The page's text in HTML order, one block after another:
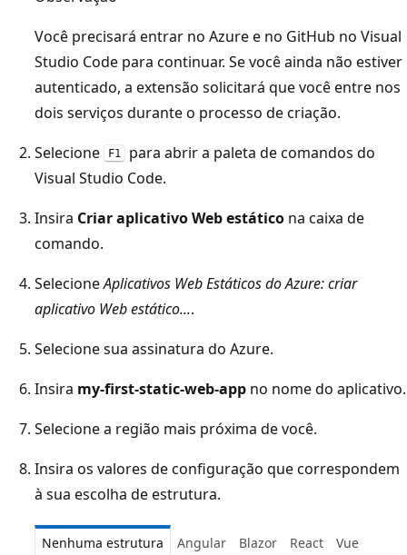
Você precisará entrar no Azure e no GitHub no Visual
Studio Code para continuar. Se você ainda não estiver
autenticado, a extensão solicitará que você entre nos
dois serviços durante o processo de criação.
Selecione
F1
para abrir a paleta de comandos do
Visual Studio Code.
Insira Criar aplicativo Web estático na caixa de
comando.
SelecioneAplicativos Web Estáticos do Azure: criar
aplicativo Web estático....
Selecione sua assinatura do Azure.
Insira my-first-static-web-app no nome do aplicativo.
Selecione a região mais próxima de você.
Insira os valores de configuração que correspondem
à sua escolha de estrutura.
Nenhuma estrutura Angular Blazor React Vue